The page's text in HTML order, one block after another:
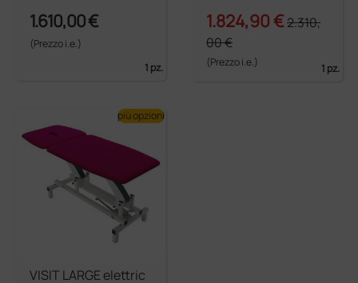
1.610,00 €
(Prezzo i.e.)
1 pz.
1.824,90 €2.310,
00 €
(Prezzo i.e.) 1 pz.
VISIT LARGE elettric
più opzioni